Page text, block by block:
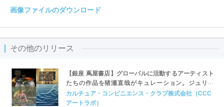
画像ファイルのダウンロード
その他のリリース
【銀座 蔦屋書店】グローバルに活動するアーティスト
たちの作品を猪瀬直哉がキュレーション。ジュリア
ン・ヴィネ、近藤正勝、石井亨との４人展
「AFTERMATH」を6月13日（土）より開催。
カルチュア・コンビニエンス・クラブ株式会社（CCC
アートラボ）